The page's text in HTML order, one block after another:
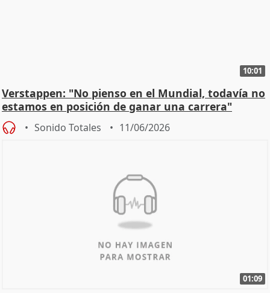
10:01
Verstappen: "No pienso en el Mundial, todavía no
estamos en posición de ganar una carrera"
Sonido Totales 11/06/2026
01:09